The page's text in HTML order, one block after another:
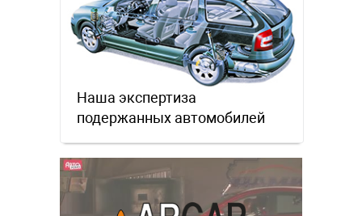
Наша экспертиза
подержанных автомобилей